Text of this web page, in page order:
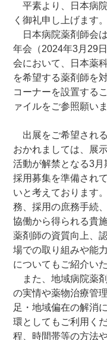
平素より、日本病
く御礼申し上げます。
日本病院薬剤師会
年会（2024年3月29
会において、日本薬
を希望する薬剤師を
コーナーを設置する
ァイルをご参照願いま
出展をご希望され
おかれましては、展
活動が解禁となる3
採用募集を準備され
いと考えております
務、採用の庶務手続
協働から得られる貴
薬剤師の資質向上、
場での取り組みや能
についてもご紹介い
また、地域病院薬
の実情や薬物治療管
足・地域偏在の解消
環としてもご利用く
程、時間帯等の方法